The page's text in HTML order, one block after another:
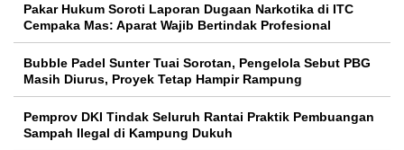
Pakar Hukum Soroti Laporan Dugaan Narkotika di ITC
Cempaka Mas: Aparat Wajib Bertindak Profesional
Bubble Padel Sunter Tuai Sorotan, Pengelola Sebut PBG
Masih Diurus, Proyek Tetap Hampir Rampung
Pemprov DKI Tindak Seluruh Rantai Praktik Pembuangan
Sampah Ilegal di Kampung Dukuh